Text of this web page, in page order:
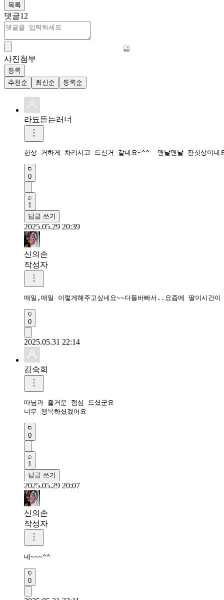
목록
댓글12
사진첨부
등록
추천순
최신순 등록순
라됴듣는러너
한상 거하게 차리시고 드신거 같네요~^^  맨날맨날 잔칫상이네
0
1
답글 쓰기
2025.05.29 20:39
신의손
작성자
매일,매일 이렇게해주고싶네요~~다들바빠서..요즘에 딸이시간
0
2025.05.31 22:14
김숙희
따님과 즐거운 점심 드셨군요
너무 행복하셨겠어요
0
1
답글 쓰기
2025.05.29 20:07
신의손
작성자
네~~~^^
0